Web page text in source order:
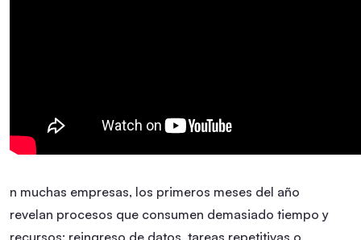
n muchas empresas, los primeros meses del año
revelan procesos que consumen demasiado tiempo y